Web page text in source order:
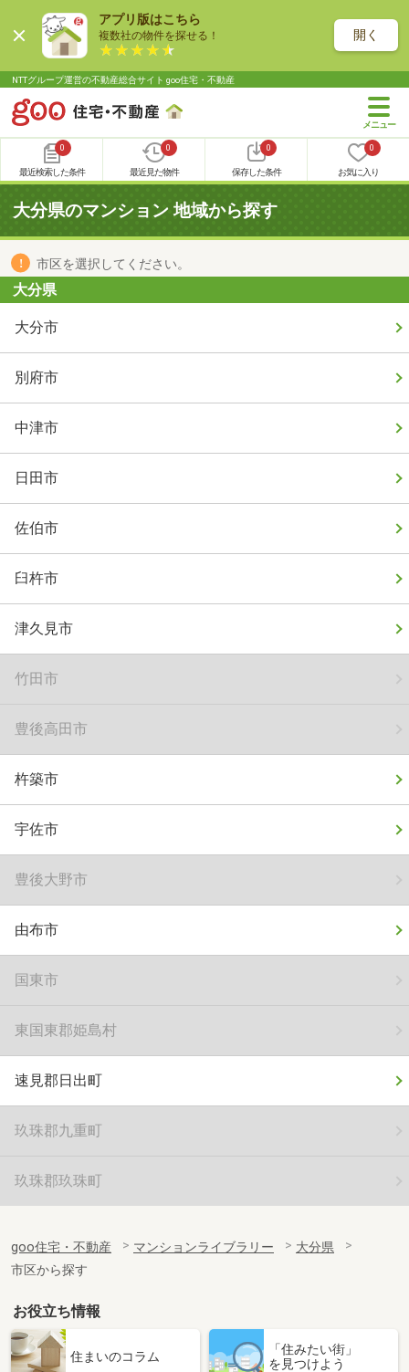
アプリ版はこちら
複数社の物件を探せる！ 開く
NTTグループ運営の不動産総合サイト goo住宅・不動産
0
最近検索した条件
0
最近見た物件
0
保存した条件
0
お気に入り
大分県のマンション 地域から探す
市区を選択してください。
大分県
大分市
別府市
中津市
日田市
佐伯市
臼杵市
津久見市
竹田市
豊後高田市
杵築市
宇佐市
豊後大野市
由布市
国東市
東国東郡姫島村
速見郡日出町
玖珠郡九重町
玖珠郡玖珠町
goo住宅・不動産 マンションライブラリー
大分県
市区から探す
お役立ち情報
住まいのコラム
「住みたい街」
を見つけよう